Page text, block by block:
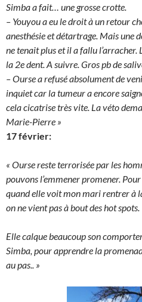
Simba a fait… une grosse crotte.
– Youyou a eu le droit à un retour
anesthésie et détartrage. Mais une
ne tenait plus et il a fallu l’arracher.
la 2e dent. A suivre. Gros pb de
– Ourse a refusé absolument de
inquiet car la tumeur a encore
cela cicatrise très vite. La véto
Marie-Pierre »
17 février:
« Ourse reste terrorisée par les
pouvons l’emmener promener.
quand elle voit mon mari rentrer à
on ne vient pas à bout des hot spots.
Elle calque beaucoup son
Simba, pour apprendre la
au pas.. »